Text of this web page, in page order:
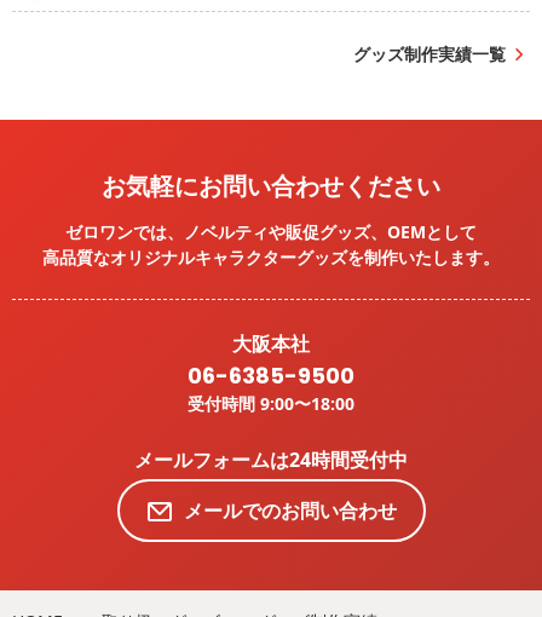
グッズ制作実績一覧
お気軽にお問い合わせください
ゼロワンでは、ノベルティや販促グッズ、OEMとして
高品質なオリジナルキャラクターグッズを制作いたします。
大阪本社
06-6385-9500
受付時間 9:00〜18:00
メールフォームは24時間受付中
メールでのお問い合わせ